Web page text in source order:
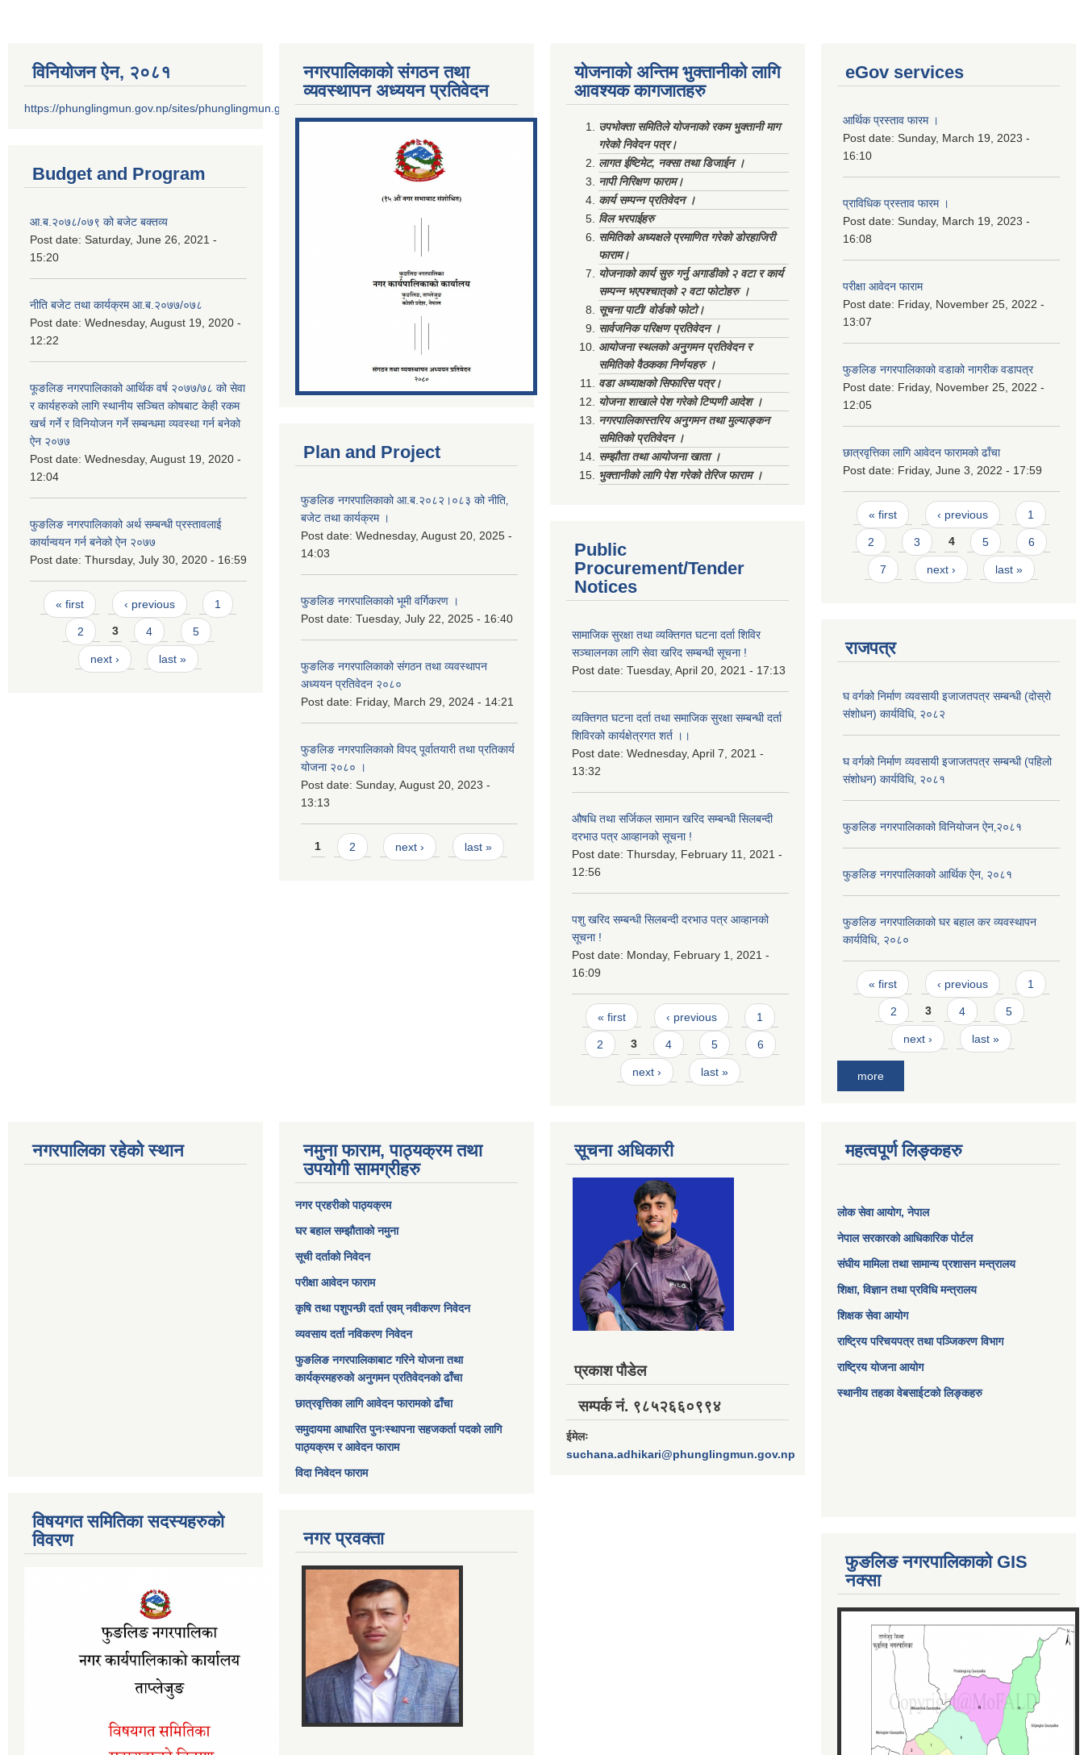
विनियोजन ऐन‚ २०८१
https://phunglingmun.gov.np/sites/phunglingmun.gov.np/files/documents/Al...
Budget and Program
आ.ब.२०७८/०७९ को बजेट बक्तव्य
Post date: Saturday, June 26, 2021 -
15:20
नीति बजेट तथा कार्यक्रम आ.ब.२०७७/०७८
Post date: Wednesday, August 19, 2020 -
12:22
फूङलिङ नगरपालिकाको आर्थिक वर्ष २०७७/७८ को सेवा
र कार्यहरुको लागि स्थानीय सञ्चित कोषबाट केही रकम
खर्च गर्ने र विनियोजन गर्ने सम्बन्धमा व्यवस्था गर्न बनेको
ऐन २०७७
Post date: Wednesday, August 19, 2020 -
12:04
फुङलिङ नगरपालिकाको अर्थ सम्बन्धी प्रस्तावलाई
कार्यान्वयन गर्न बनेको ऐन २०७७
Post date: Thursday, July 30, 2020 - 16:59
Pages
« first ‹ previous 1
2 3 4 5
next › last »
नगरपालिकाको संगठन तथा
व्यवस्थापन अध्ययन प्रतिवेदन
Plan and Project
फुङलिङ नगरपालिकाको आ.ब.२०८२।०८३ को नीति‚
बजेट तथा कार्यक्रम ।
Post date: Wednesday, August 20, 2025 -
14:03
फुङलिङ नगरपालिकाको भूमी वर्गिकरण ।
Post date: Tuesday, July 22, 2025 - 16:40
फुङलिङ नगरपालिकाको संगठन तथा व्यवस्थापन
अध्ययन प्रतिवेदन २०८०
Post date: Friday, March 29, 2024 - 14:21
फुङलिङ नगरपालिकाको विपद् पूर्वातयारी तथा प्रतिकार्य
योजना २०८० ।
Post date: Sunday, August 20, 2023 -
13:13
Pages
1 2 next › last »
योजनाको अन्तिम भुक्तानीको लागि
आवश्यक कागजातहरु
उपभोक्ता समितिले योजनाको रकम भुक्तानी माग
गरेको निवेदन पत्र।
लागत ईष्टिमेट, नक्सा तथा डिजाईन ।
नापी निरिक्षण फाराम।
कार्य सम्पन्न प्रतिवेदन ।
विल भरपाईहरु
समितिको अध्यक्षले प्रमाणित गरेको डोरहाजिरी
फाराम।
योजनाको कार्य सुरु गर्नु अगाडीको २ वटा र कार्य
सम्पन्न भएपश्चात्‌को २ वटा फोटोहरु ।
सूचना पाटी/ वोर्डको फोटो।
सार्वजनिक परिक्षण प्रतिवेदन ।
आयोजना स्थलको अनुगमन प्रतिवेदन र
समितिको वैठकका निर्णयहरु ।
वडा अध्याक्षको सिफारिस पत्र।
योजना शाखाले पेश गरेको टिप्पणी आदेश ।
नगरपालिकास्तरिय अनुगमन तथा मुल्याङ्कन
समितिको प्रतिवेदन ।
सम्झौता तथा आयोजना खाता ।
भुक्तानीको लागि पेश गरेको तेरिज फाराम ।
Public
Procurement/Tender
Notices
सामाजिक सुरक्षा तथा व्यक्तिगत घटना दर्ता शिविर
सञ्चालनका लागि सेवा खरिद सम्बन्धी सूचना !
Post date: Tuesday, April 20, 2021 - 17:13
व्यक्तिगत घटना दर्ता तथा समाजिक सुरक्षा सम्बन्धी दर्ता
शिविरको कार्यक्षेत्रगत शर्त ।।
Post date: Wednesday, April 7, 2021 -
13:32
औषधि तथा सर्जिकल सामान खरिद सम्बन्धी सिलबन्दी
दरभाउ पत्र आव्हानको सूचना !
Post date: Thursday, February 11, 2021 -
12:56
पशु खरिद सम्बन्धी सिलबन्दी दरभाउ पत्र आव्हानको
सूचना !
Post date: Monday, February 1, 2021 -
16:09
Pages
« first ‹ previous 1
2 3 4 5 6
next › last »
eGov services
आर्थिक प्रस्ताव फारम ।
Post date: Sunday, March 19, 2023 -
16:10
प्राविधिक प्रस्ताव फारम ।
Post date: Sunday, March 19, 2023 -
16:08
परीक्षा आवेदन फाराम
Post date: Friday, November 25, 2022 -
13:07
फुङलिङ नगरपालिकाको वडाको नागरीक वडापत्र
Post date: Friday, November 25, 2022 -
12:05
छात्रवृत्तिका लागि आवेदन फारामको ढाँचा
Post date: Friday, June 3, 2022 - 17:59
Pages
« first ‹ previous 1
2 3 4 5 6
7 next › last »
राजपत्र
घ वर्गको निर्माण व्यवसायी इजाजतपत्र सम्बन्धी (दोस्रो
संशोधन) कार्यविधि‚ २०८२
घ वर्गको निर्माण व्यवसायी इजाजतपत्र सम्बन्धी (पहिलो
संशोधन) कार्यविधि‚ २०८१
फुङलिङ नगरपालिकाको विनियोजन ऐन‚२०८१
फुङलिङ नगरपालिकाको आर्थिक ऐन‚ २०८१
फुङलिङ नगरपालिकाको घर बहाल कर व्यवस्थापन
कार्यविधि, २०८०
Pages
« first ‹ previous 1
2 3 4 5
next › last »
more
नगरपालिका रहेको स्थान
विषयगत समितिका सदस्यहरुको
विवरण
नमुना फाराम, पाठ्यक्रम तथा
उपयोगी सामग्रीहरु
नगर प्रहरीको पाठ्यक्रम
घर बहाल सम्झौताको नमुना
सूची दर्ताको निवेदन
परीक्षा आवेदन फाराम
कृषि तथा पशुपन्छी दर्ता एवम् नवीकरण निवेदन
व्यवसाय दर्ता नविकरण निवेदन
फुङलिङ नगरपालिकाबाट गरिने योजना तथा
कार्यक्रमहरुको अनुगमन प्रतिवेदनको ढाँचा
छात्रवृत्तिका लागि आवेदन फारामको ढाँचा
समुदायमा आधारित पुनःस्थापना सहजकर्ता पदको लागि
पाठ्यक्रम र आवेदन फाराम
विदा निवेदन फाराम
नगर प्रवक्ता
सूचना अधिकारी
प्रकाश पौडेल
सम्पर्क नं. ९८५२६६०९९४
ईमेलः
suchana.adhikari@phunglingmun.gov.np
महत्वपूर्ण लिङ्कहरु
लोक सेवा आयोग, नेपाल
नेपाल सरकारको आधिकारिक पोर्टल
संघीय मामिला तथा सामान्य प्रशासन मन्त्रालय
शिक्षा, विज्ञान तथा प्रविधि मन्त्रालय
शिक्षक सेवा आयोग
राष्ट्रिय परिचयपत्र तथा पञ्जिकरण विभाग
राष्ट्रिय योजना आयोग
स्थानीय तहका वेबसाईटको लिङ्कहरु
फुङलिङ नगरपालिकाको GIS
नक्सा